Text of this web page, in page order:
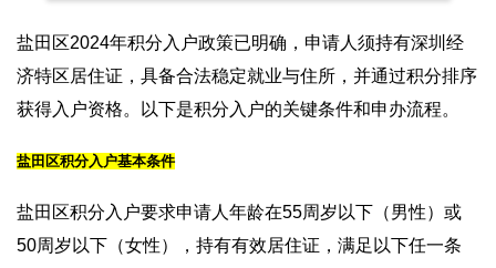
盐田区2024年积分入户政策已明确，申请人须持有深圳经
济特区居住证，具备合法稳定就业与住所，并通过积分排序
获得入户资格。以下是积分入户的关键条件和申办流程。
盐田区积分入户基本条件
盐田区积分入户要求申请人年龄在55周岁以下（男性）或
50周岁以下（女性），持有有效居住证，满足以下任一条